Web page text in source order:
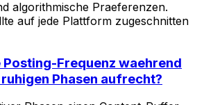
algorithmische Praeferenzen.
auf jede Plattform zugeschnitten
Posting-Frequenz waehrend
Phasen aufrecht?